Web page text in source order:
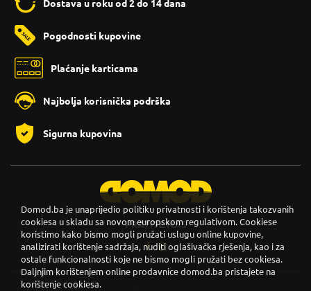
Dostava u roku od 2 do 14 dana
Pogodnosti kupovine
Plaćanje karticama
Najbolja korisnička podrška
Sigurna kupovina
PRATITE NAS
Domod.ba je unaprijedio politiku privatnosti i korištenja takozvanih
cookiesa u skladu sa novom europskom regulativom. Cookiese
koristimo kako bismo mogli pružati uslugu online kupovine,
analizirati korištenje sadržaja, nuditi oglašivačka rješenja, kao i za
ostale funkcionalnosti koje ne bismo mogli pružati bez cookiesa.
Daljnjim korištenjem online prodavnice domod.ba pristajete na
korištenje cookiesa.